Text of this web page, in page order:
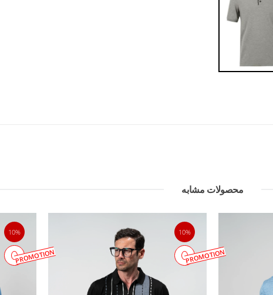
محصولات مشابه
10%
PROMOTION
10%
PROMOTION